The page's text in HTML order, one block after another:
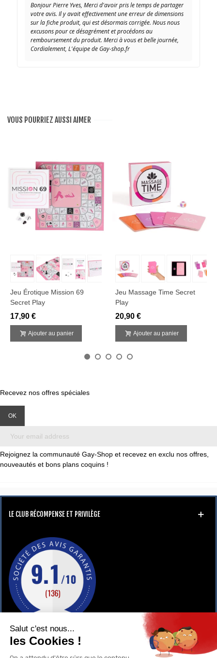
Bonjour Pierre Yves, Merci d'avoir pris le temps de partager
votre avis. Il y avait effectivement une erreur de dimensions
sur la fiche produit, qui est désormais corrigée. Nous nous
excusons pour ce désagrément et procédons au
remboursement du produit. Merci à vous et belle journée,
Cordialement, L'équipe de Gay-shop.fr
VOUS POURRIEZ AUSSI AIMER
Jeu Érotique Mission 69
Secret Play
17,90 €
Ajouter au panier
Jeu Massage Time Secret
Play
20,90 €
Ajouter au panier
Recevez nos offres spéciales
Rejoignez la communauté Gay-Shop et recevez en exclu nos offres,
nouveautés et bons plans coquins !
LE CLUB RÉCOMPENSE ET PRIVILÈGE